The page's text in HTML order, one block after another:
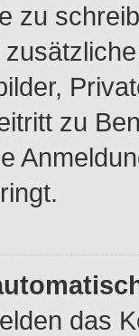
zu
zu
das